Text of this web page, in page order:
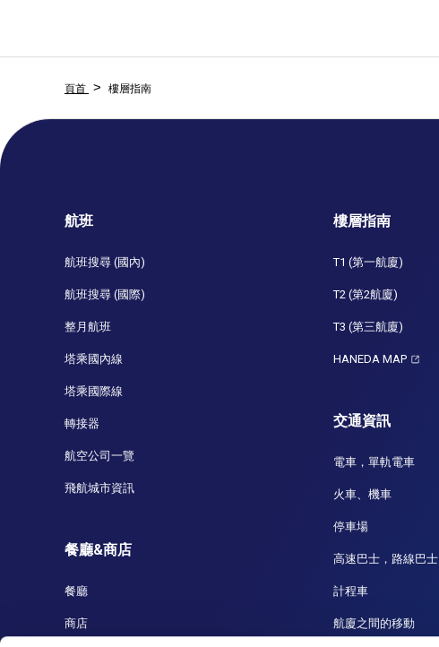
頁首 樓層指南
航班
航班搜尋 (國內)
航班搜尋 (國際)
整月航班
塔乘國內線
塔乘國際線
轉接器
航空公司一覽
飛航城市資訊
餐廳&商店
餐廳
商店
樓層指南
T1 (第一航廈)
T2 (第2航廈)
T3 (第三航廈)
HANEDA MAP
交通資訊
電車，單軌電車
火車、機車
停車場
高速巴士，路線巴士
計程車
航廈之間的移動